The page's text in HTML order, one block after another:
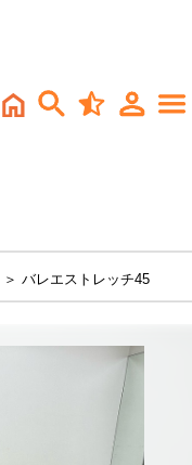
＞ バレエストレッチ45